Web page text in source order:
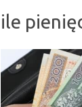
ile